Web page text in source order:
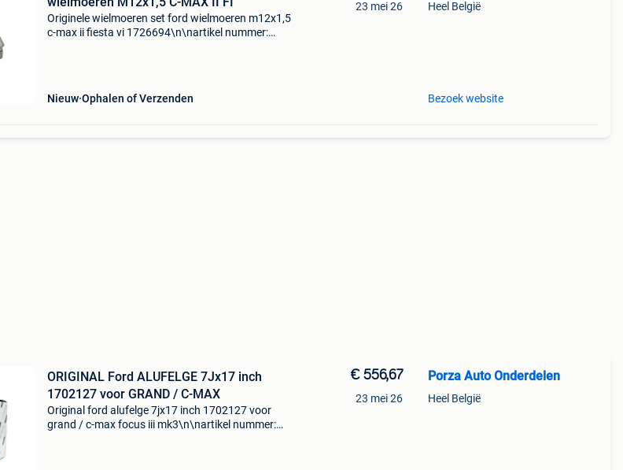
Originele wielmoeren set ford wielmoeren m12x1,5
c-max ii fiesta vi 1726694\n\nartikel nummer:
Nieuw Ophalen of Verzenden
23 mei 26 Heel België
Bezoek website
ORIGINAL Ford ALUFELGE 7Jx17 inch
1702127 voor GRAND / C-MAX
Original ford alufelge 7jx17 inch 1702127 voor
grand / c-max focus iii mk3\n\nartikel nummer:
€ 556,67
23 mei 26
Porza Auto Onderdelen
Heel België